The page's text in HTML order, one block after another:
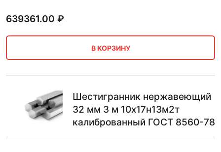
639361.00 ₽
В КОРЗИНУ
Шестигранник нержавеющий
32 мм 3 м 10х17н13м2т
калиброванный ГОСТ 8560-78